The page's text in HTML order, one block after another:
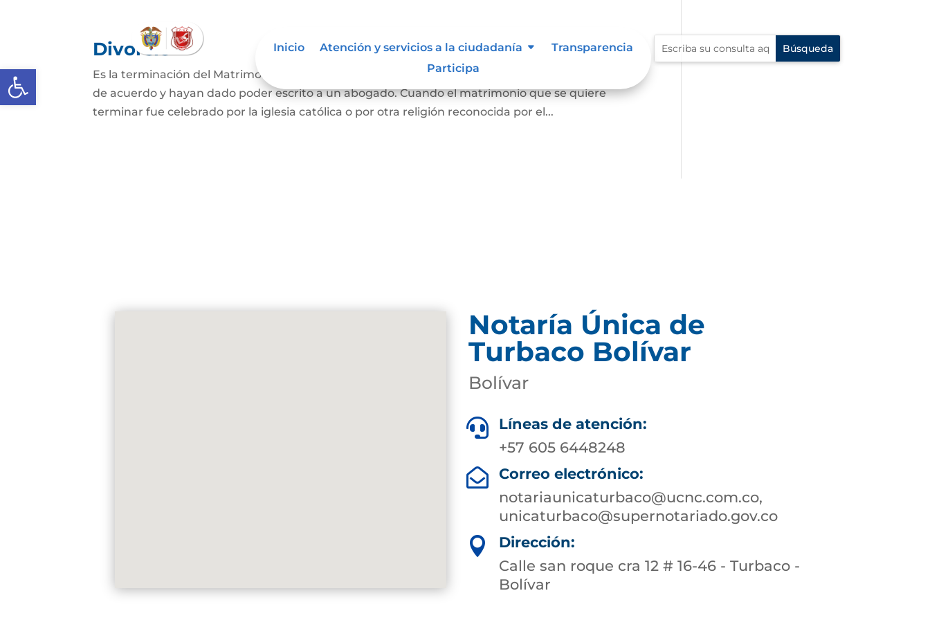
Abrir barra de herramientas
Inicio Atención y servicios a la ciudadanía
Transparencia
Participa
Divorcio
Es la terminación del Matrimonio Civil y se puede hace en notaría, siempre que las partes estén
de acuerdo y hayan dado poder escrito a un abogado. Cuando el matrimonio que se quiere
terminar fue celebrado por la iglesia católica o por otra religión reconocida por el...
Notaría Única de
Turbaco Bolívar
Bolívar

Líneas de atención:
+57 605 6448248

Correo electrónico:
notariaunicaturbaco@ucnc.com.co,
unicaturbaco@supernotariado.gov.co

Dirección:
Calle san roque cra 12 # 16-46 - Turbaco -
Bolívar